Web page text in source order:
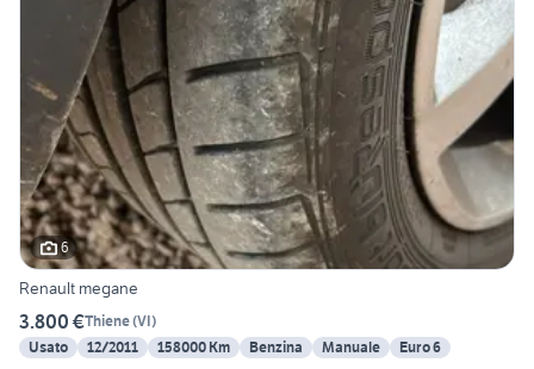
6
Renault megane
3.800 €Thiene(VI)
Usato
12/2011 158000 Km Benzina Manuale
Euro 6